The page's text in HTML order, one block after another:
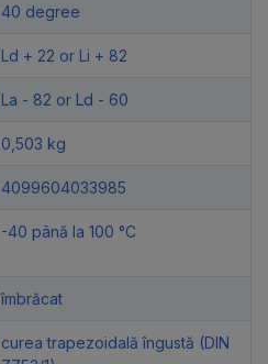
40 degree
Ld + 22 or Li + 82
La - 82 or Ld - 60
0,503 kg
4099604033985
-40 până la 100 °C
îmbrăcat
curea trapezoidală îngustă (DIN